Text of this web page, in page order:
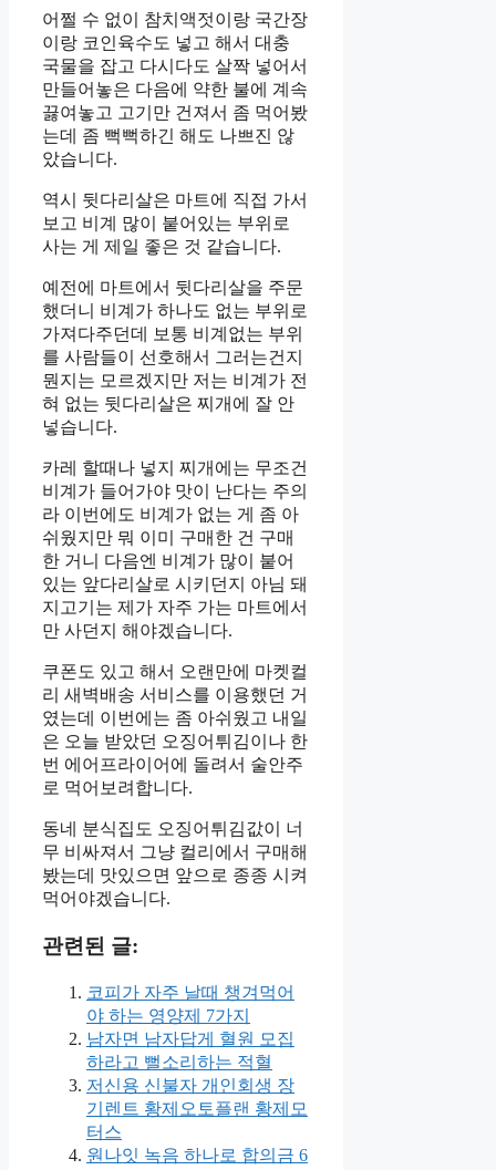
어쩔 수 없이 참치액젓이랑 국간장
이랑 코인육수도 넣고 해서 대충
국물을 잡고 다시다도 살짝 넣어서
만들어놓은 다음에 약한 불에 계속
끓여놓고 고기만 건져서 좀 먹어봤
는데 좀 뻑뻑하긴 해도 나쁘진 않
았습니다.
역시 뒷다리살은 마트에 직접 가서
보고 비계 많이 붙어있는 부위로
사는 게 제일 좋은 것 같습니다.
예전에 마트에서 뒷다리살을 주문
했더니 비계가 하나도 없는 부위로
가져다주던데 보통 비계없는 부위
를 사람들이 선호해서 그러는건지
뭔지는 모르겠지만 저는 비계가 전
혀 없는 뒷다리살은 찌개에 잘 안
넣습니다.
카레 할때나 넣지 찌개에는 무조건
비계가 들어가야 맛이 난다는 주의
라 이번에도 비계가 없는 게 좀 아
쉬웠지만 뭐 이미 구매한 건 구매
한 거니 다음엔 비계가 많이 붙어
있는 앞다리살로 시키던지 아님 돼
지고기는 제가 자주 가는 마트에서
만 사던지 해야겠습니다.
쿠폰도 있고 해서 오랜만에 마켓컬
리 새벽배송 서비스를 이용했던 거
였는데 이번에는 좀 아쉬웠고 내일
은 오늘 받았던 오징어튀김이나 한
번 에어프라이어에 돌려서 술안주
로 먹어보려합니다.
동네 분식집도 오징어튀김값이 너
무 비싸져서 그냥 컬리에서 구매해
봤는데 맛있으면 앞으로 종종 시켜
먹어야겠습니다.
관련된 글:
코피가 자주 날때 챙겨먹어
야 하는 영양제 7가지
남자면 남자답게 혈원 모집
하라고 뻘소리하는 적혈
저신용 신불자 개인회생 장
기렌트 황제오토플랜 황제모
터스
원나잇 녹음 하나로 합의금 6